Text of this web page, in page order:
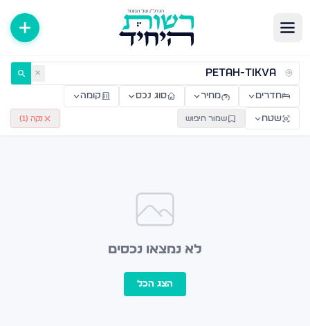
דירות למכירה ולהשכרה — רשות היחיד ✕
חדרים מחיר סוג נכס קומה
שטח שמור חיפוש נקה ( 1
)
לא נמצאו נכסים
הצג הכל